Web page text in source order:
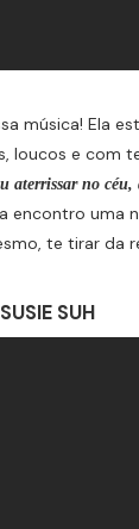
música! Ela
loucos e com
aterrissar no
encontro uma
te tirar da
SUH